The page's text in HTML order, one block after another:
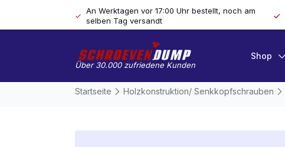
An Werktagen vor 17:00 Uhr bestellt, noch am
selben Tag versandt
Über 30.000 zufriedene Kunden
Shop
Startseite Holzkonstruktion/ Senkkopfschrauben